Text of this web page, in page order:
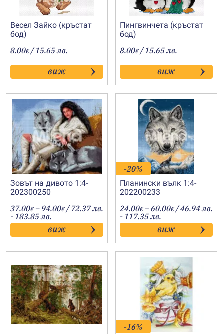
Весел Зайко (кръстат
бод)
8.00€ / 15.65 лв.
виж
Пингвинчета (кръстат
бод)
8.00€ / 15.65 лв.
виж
Зовът на дивото 1:4-
202300250
37.00€ – 94.00€Price
range:
37.00€
through
94.00€
/ 72.37 лв.
- 183.85 лв.
виж
-20%
Планински вълк 1:4-
202200233
24.00€ –60.00€Price
range:
24.00€
through
60.00€
/ 46.94 лв.
- 117.35 лв.
виж
-16%